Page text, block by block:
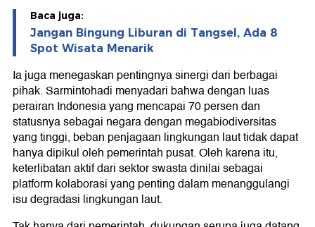
Baca juga:
Jangan Bingung Liburan di Tangsel, Ada 8
Spot Wisata Menarik
Ia juga menegaskan pentingnya sinergi dari berbagai
pihak. Sarmintohadi menyadari bahwa dengan luas
perairan Indonesia yang mencapai 70 persen dan
statusnya sebagai negara dengan megabiodiversitas
yang tinggi, beban penjagaan lingkungan laut tidak dapat
hanya dipikul oleh pemerintah pusat. Oleh karena itu,
keterlibatan aktif dari sektor swasta dinilai sebagai
platform kolaborasi yang penting dalam menanggulangi
isu degradasi lingkungan laut.